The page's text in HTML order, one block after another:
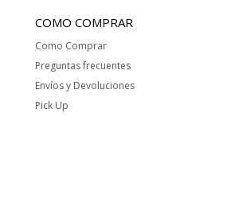
COMO COMPRAR
Como Comprar
Preguntas frecuentes
Envíos y Devoluciones
Pick Up